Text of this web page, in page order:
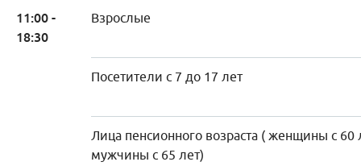
11:00 -
18:30
Взрослые
Посетители с 7 до 17 лет
Лица пенсионного возраста ( женщины с 60
мужчины с 65 лет)